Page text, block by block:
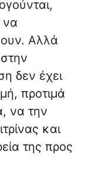
να
Αλλά
δεν έχει
προτιμά
να την
και
της προς